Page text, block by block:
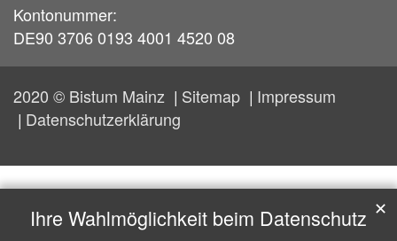
Kontonummer:
DE90 3706 0193 4001 4520 08
2020 © Bistum Mainz Sitemap
Impressum
Datenschutzerklärung
Ihre Wahlmöglichkeit beim Datenschutz ✕